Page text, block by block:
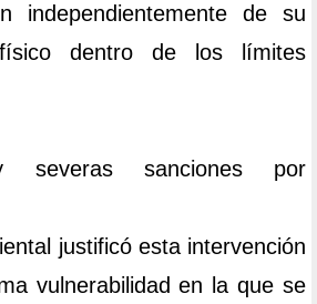
independientemente de su
físico dentro de los límites
severas sanciones por
justificó esta intervención
vulnerabilidad en la que se